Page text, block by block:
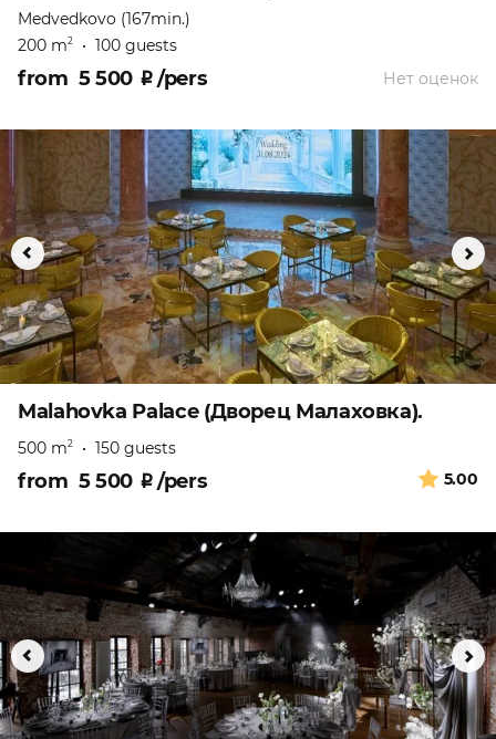
Medvedkovo (167min.)
200 m2 • 100 guests
Нет оценок
from 5 500 ₽/pers
Malahovka Palace (Дворец Малаховка).
500 m2 • 150 guests
5.00
from 5 500 ₽/pers